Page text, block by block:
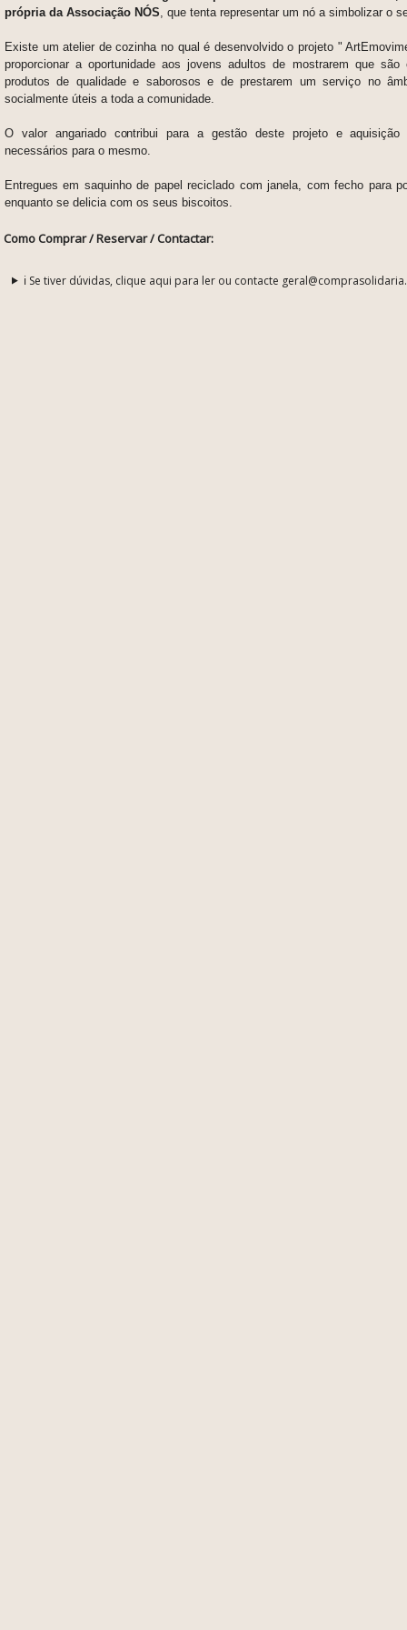
própria da Associação NÓS , que tenta representar um nó a simbolizar o
Existe um atelier de cozinha no qual é desenvolvido o projeto "
proporcionar a oportunidade aos jovens adultos de mostrarem que são
produtos de qualidade e saborosos e de prestarem um serviço no
socialmente úteis a toda a comunidade.
O valor angariado contribui para a gestão deste projeto e aquisição
necessários para o mesmo.
Entregues em saquinho de papel reciclado com janela, com fecho para
enquanto se delicia com os seus biscoitos.
Como Comprar / Reservar / Contactar:
ℹ️ Se tiver dúvidas, clique aqui para ler ou contacte